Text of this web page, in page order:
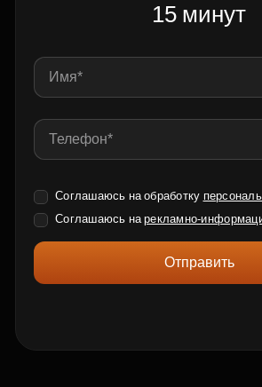
15 минут
Соглашаюсь на обработку
Соглашаюсь нарекламно-
Отправить